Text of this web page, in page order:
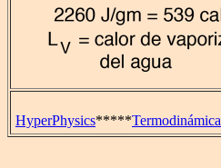
HyperPhysics*****Termodinámica